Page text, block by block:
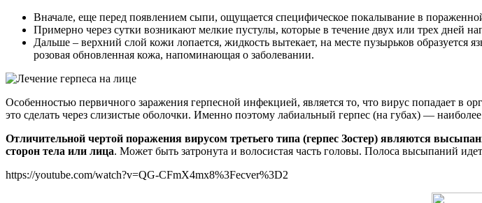
Вначале, еще перед появлением сыпи, ощущается специфическое покалывание в
Примерно через сутки возникают мелкие пустулы, которые в течение двух или трех дней
Дальше – верхний слой кожи лопается, жидкость вытекает, на месте пузырьков образуется
розовая обновленная кожа, напоминающая о заболевании.
Особенностью первичного заражения герпесной инфекцией, является то, что вирус попадает в
это сделать через слизистые оболочки. Именно поэтому лабиальный герпес (на губах) —
Отличительной чертой поражения вирусом третьего типа (герпес Зостер) являются
сторон тела или лица. Может быть затронута и волосистая часть головы. Полоса высыпаний
https://youtube.com/watch?v=QG-CFmX4mx8%3Fecver%3D2